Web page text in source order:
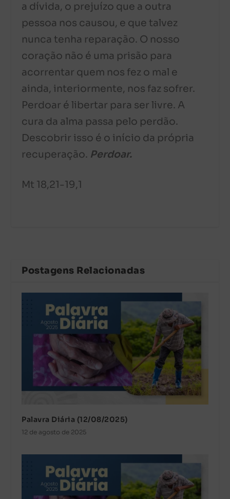
a dívida, o prejuízo que a outra
pessoa nos causou, e que talvez
nunca tenha reparação. O nosso
coração não é uma prisão para
acorrentar quem nos fez o mal e
ainda, interiormente, nos faz sofrer.
Perdoar é libertar para ser livre. A
cura da alma passa pelo perdão.
Descobrir isso é o início da própria
recuperação. Perdoar.
Mt 18,21-19,1
Postagens Relacionadas
Palavra Diária (12/08/2025)
12 de agosto de 2025